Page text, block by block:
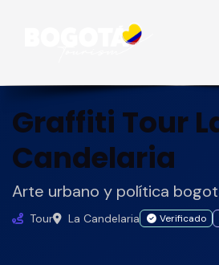
Graffiti Tour La
Graffiti Tour
Candelaria
Arte urbano y política
Tour La Candelaria Verificado